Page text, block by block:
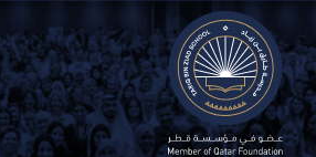
الإخبارية